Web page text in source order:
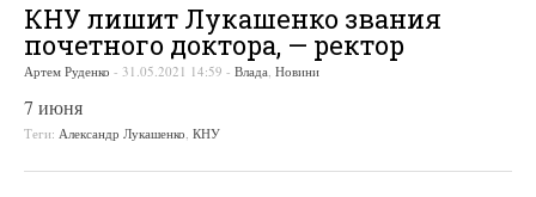
КНУ лишит Лукашенко звания
почетного доктора, — ректор
Артем Руденко - 31.05.2021 14:59 - Влада, Новини
7 июня
Теги: Александр Лукашенко, КНУ